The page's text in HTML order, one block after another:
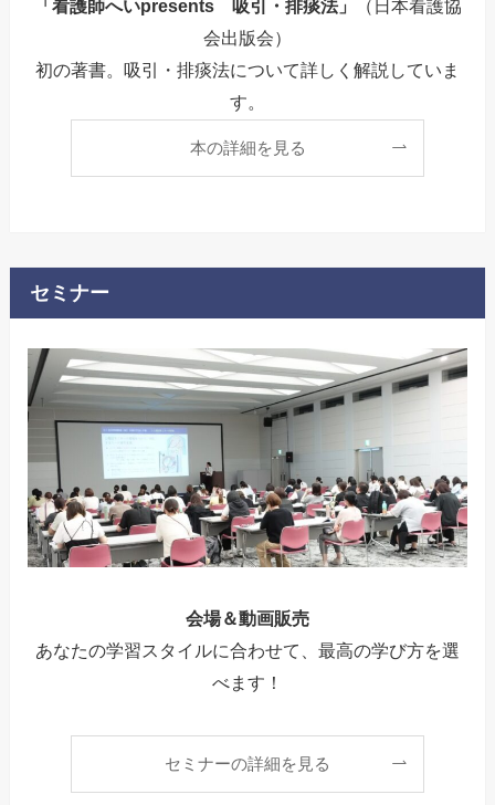
「看護師へいpresents 吸引・排痰法」
（日本看護協
会出版会）
初の著書。吸引・排痰法について詳しく解説していま
す。
本の詳細を見る
セミナー
会場＆動画販売
あなたの学習スタイルに合わせて、最高の学び方を選
べます！
セミナーの詳細を見る